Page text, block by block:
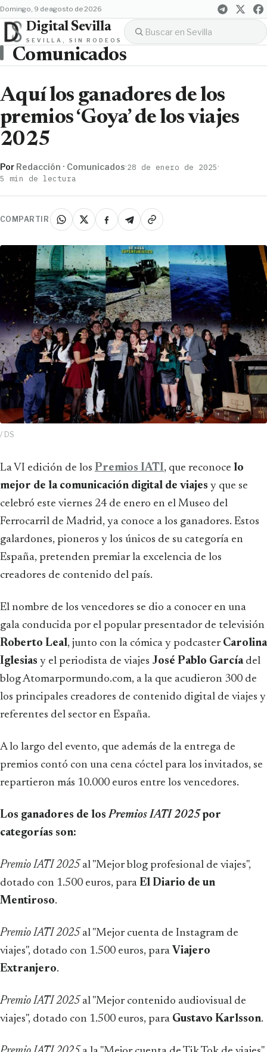
domingo, 9 de agosto de 2026
Digital Sevilla
SEVILLA, SIN RODEOS
Comunicados
Aquí los ganadores de los
premios ‘Goya’ de los viajes
2025
Por Redacción · Comunicados·28 de enero de 2025·
5 min de lectura
COMPARTIR
/ DS
La VI edición de los Premios IATI, que reconoce lo
mejor de la comunicación digital de viajes y que se
celebró este viernes 24 de enero en el Museo del
Ferrocarril de Madrid, ya conoce a los ganadores. Estos
galardones, pioneros y los únicos de su categoría en
España, pretenden premiar la excelencia de los
creadores de contenido del país.
El nombre de los vencedores se dio a conocer en una
gala conducida por el popular presentador de televisión
Roberto Leal, junto con la cómica y podcaster Carolina
Iglesias y el periodista de viajes José Pablo Garcíadel
blog Atomarpormundo.com, a la que acudieron 300 de
los principales creadores de contenido digital de viajes y
referentes del sector en España.
A lo largo del evento, que además de la entrega de
premios contó con una cena cóctel para los invitados, se
repartieron más 10.000 euros entre los vencedores.
Los ganadores de losPremios IATI 2025por
categorías son:
Premio IATI 2025 al "Mejor blog profesional de viajes",
dotado con 1.500 euros, para El Diario de un
Mentiroso.
Premio IATI 2025 al "Mejor cuenta de Instagram de
viajes", dotado con 1.500 euros, para Viajero
Extranjero.
Premio IATI 2025 al "Mejor contenido audiovisual de
viajes", dotado con 1.500 euros, para Gustavo Karlsson.